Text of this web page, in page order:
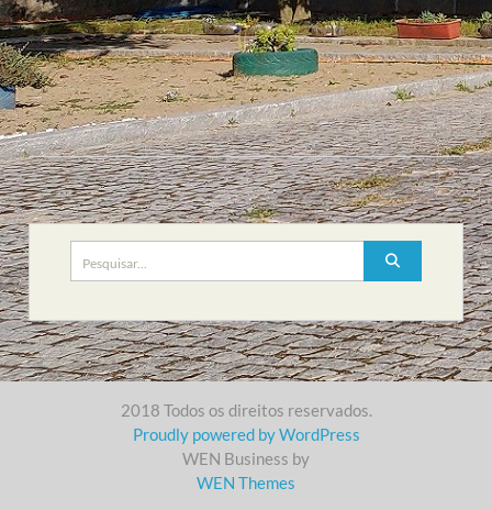
for:
2018 Todos os direitos reservados.
Proudly powered by WordPress
WEN Business by
WEN Themes